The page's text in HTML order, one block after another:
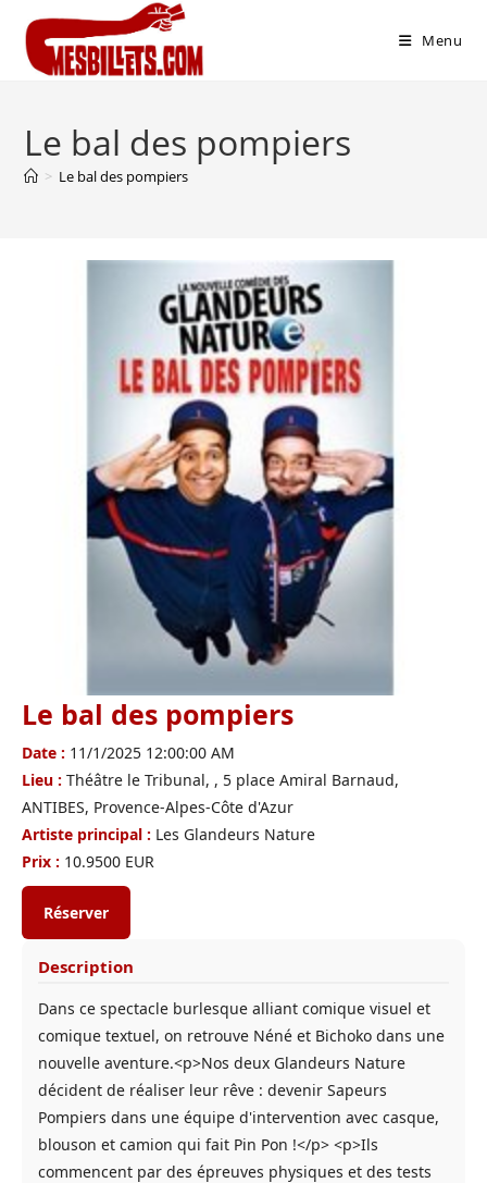
Menu
Le bal des pompiers
> Le bal des pompiers
Le bal des pompiers
Date : 11/1/2025 12:00:00 AM
Lieu : Théâtre le Tribunal, , 5 place Amiral Barnaud,
ANTIBES, Provence-Alpes-Côte d'Azur
Artiste principal : Les Glandeurs Nature
Prix : 10.9500 EUR
Réserver
Description
Dans ce spectacle burlesque alliant comique visuel et
comique textuel, on retrouve Néné et Bichoko dans une
nouvelle aventure.<p>Nos deux Glandeurs Nature
décident de réaliser leur rêve : devenir Sapeurs
Pompiers dans une équipe d'intervention avec casque,
blouson et camion qui fait Pin Pon !</p> <p>Ils
commencent par des épreuves physiques et des tests